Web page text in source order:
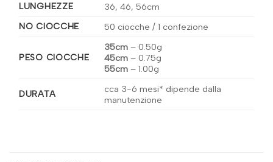
LUNGHEZZE
36, 46, 56cm
NO CIOCCHE
50 ciocche / 1 confezione
PESO CIOCCHE
35cm – 0.50g
45cm – 0.75g
55cm –1.00g
DURATA
cca 3-6 mesi* dipende dalla
manutenzione